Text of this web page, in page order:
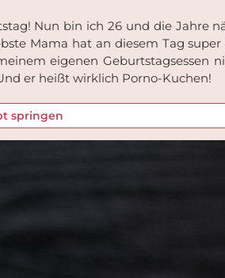
Nun bin ich 26 und die Jahre
Mama hat an diesem Tag
eigenen Geburtstagsessen
er heißt wirklich Porno-Kuchen!
springen